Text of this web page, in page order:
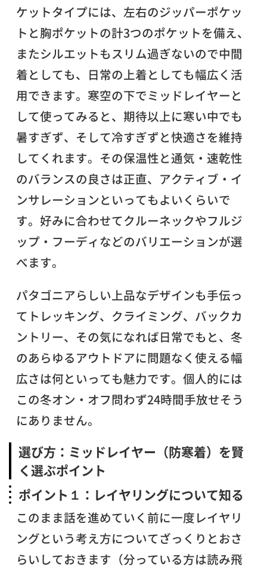
ケットタイプには、左右のジッパーポケッ
トと胸ポケットの計3つのポケットを備え、
またシルエットもスリム過ぎないので中間
着としても、日常の上着としても幅広く活
用できます。寒空の下でミッドレイヤーと
して使ってみると、期待以上に寒い中でも
暑すぎず、そして冷すぎずと快適さを維持
してくれます。その保温性と通気・速乾性
のバランスの良さは正直、アクティブ・イ
ンサレーションといってもよいくらいで
す。好みに合わせてクルーネックやフルジ
ップ・フーディなどのバリエーションが選
べます。
パタゴニアらしい上品なデザインも手伝っ
てトレッキング、クライミング、バックカ
ントリー、その気になれば日常でもと、冬
のあらゆるアウトドアに問題なく使える幅
広さは何といっても魅力です。個人的には
この冬オン・オフ問わず24時間手放せそう
にありません。
選び方：ミッドレイヤー（防寒着）を賢
く選ぶポイント
ポイント１：レイヤリングについて知る
このまま話を進めていく前に一度レイヤリ
ングという考え方についてざっくりとおさ
らいしておきます（分っている方は読み飛